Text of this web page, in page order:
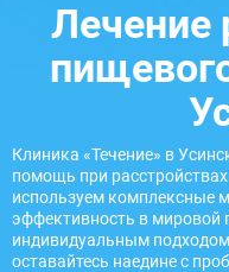
Лечение
Клиника «Течение» в
помощь при
используем комплексные
эффективность в мировой
индивидуальным
оставайтесь наедине с